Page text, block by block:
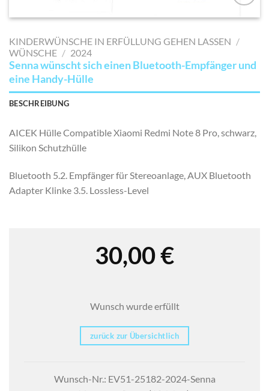
AUF MEINE
SETZEN
KINDERWÜNSCHE IN ERFÜLLUNG GEHEN LASSEN /
WÜNSCHE / 2024
Senna wünscht sich einen Bluetooth-Empfänger und
eine Handy-Hülle
BESCHREIBUNG
AICEK Hülle Compatible Xiaomi Redmi Note 8 Pro, schwarz,
Silikon Schutzhülle
Bluetooth 5.2. Empfänger für Stereoanlage, AUX Bluetooth
Adapter Klinke 3.5. Lossless-Level
30,00€
Wunsch wurde erfüllt
zurück zur Übersichtlich
Wunsch-Nr.: EV51-25182-2024-Senna